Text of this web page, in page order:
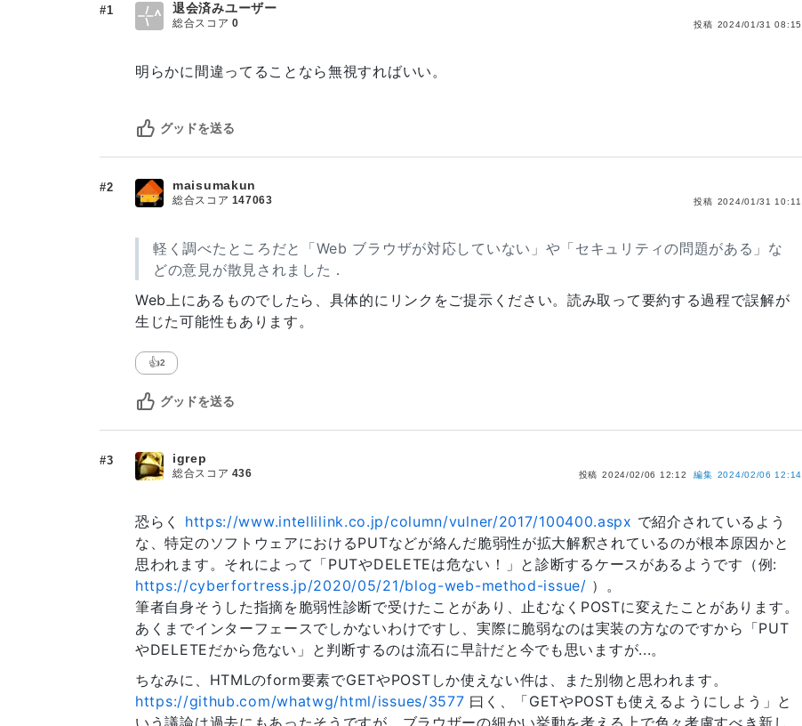
#1 退会済みユーザー
総合スコア 0 投稿 2024/01/31 08:15
明らかに間違ってることなら無視すればいい。
グッドを送る
#2 maisumakun
総合スコア 147063 投稿 2024/01/31 10:11
軽く調べたところだと「Web ブラウザが対応していない」や「セキュリティの問題がある」な
どの意見が散見されました．
Web上にあるものでしたら、具体的にリンクをご提示ください。読み取って要約する過程で誤解が
生じた可能性もあります。
👍2
グッドを送る
#3 igrep
総合スコア 436 投稿 2024/02/06 12:12 編集 2024/02/06 12:14
恐らく https://www.intellilink.co.jp/column/vulner/2017/100400.aspx で紹介されているよう
な、特定のソフトウェアにおけるPUTなどが絡んだ脆弱性が拡大解釈されているのが根本原因かと
思われます。それによって「PUTやDELETEは危ない！」と診断するケースがあるようです（例:
https://cyberfortress.jp/2020/05/21/blog-web-method-issue/ ）。
筆者自身そうした指摘を脆弱性診断で受けたことがあり、止むなくPOSTに変えたことがあります。
あくまでインターフェースでしかないわけですし、実際に脆弱なのは実装の方なのですから「PUT
やDELETEだから危ない」と判断するのは流石に早計だと今でも思いますが...。
ちなみに、HTMLのform要素でGETやPOSTしか使えない件は、また別物と思われます。
https://github.com/whatwg/html/issues/3577 曰く、「GETやPOSTも使えるようにしよう」と